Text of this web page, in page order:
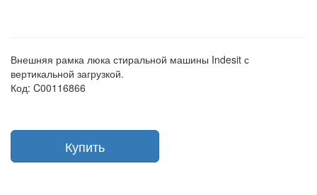
Внешняя рамка люка стиральной машины Indesit с
вертикальной загрузкой.
Код: C00116866